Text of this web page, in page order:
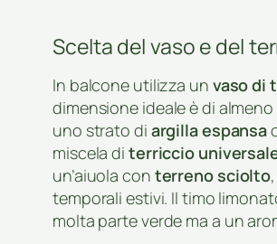
Scelta del vaso e del
In balcone utilizza un vaso di
dimensione ideale è di
uno strato di argilla espansa
miscela di terriccio
un’aiuola con terreno sciolto
temporali estivi. Il timo
molta parte verde ma a un